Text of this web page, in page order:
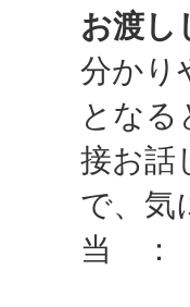
お渡し
分かり
とな
接お話
で、
当